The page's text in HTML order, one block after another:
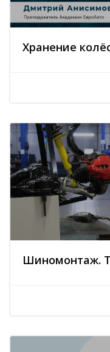
Хранение
Шиномонтаж.